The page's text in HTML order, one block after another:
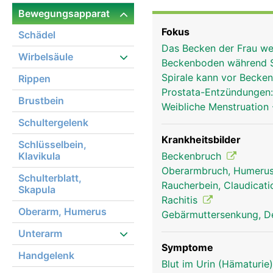
Bewegungsapparat
Schädel
Wirbelsäule
Rippen
Brustbein
Schultergelenk
Schlüsselbein,
Klavikula
Schulterblatt,
Skapula
Oberarm, Humerus
Unterarm
Handgelenk
Bänder und Muskeln
Festigkeit und Stabilität
Hüftgelenk mit dem
ausserdem die
Frauen haben im
Beckenausgang um
Fokus
Das Becken der Frau
Beckenboden während
Spirale kann vor
Prostata-
Weibliche
Krankheitsbilder
Beckenbruch
Oberarmbruch,
Raucherbein,
Rachitis
Gebärmuttersenkung,
Symptome
Blut im Urin (Hämaturie)